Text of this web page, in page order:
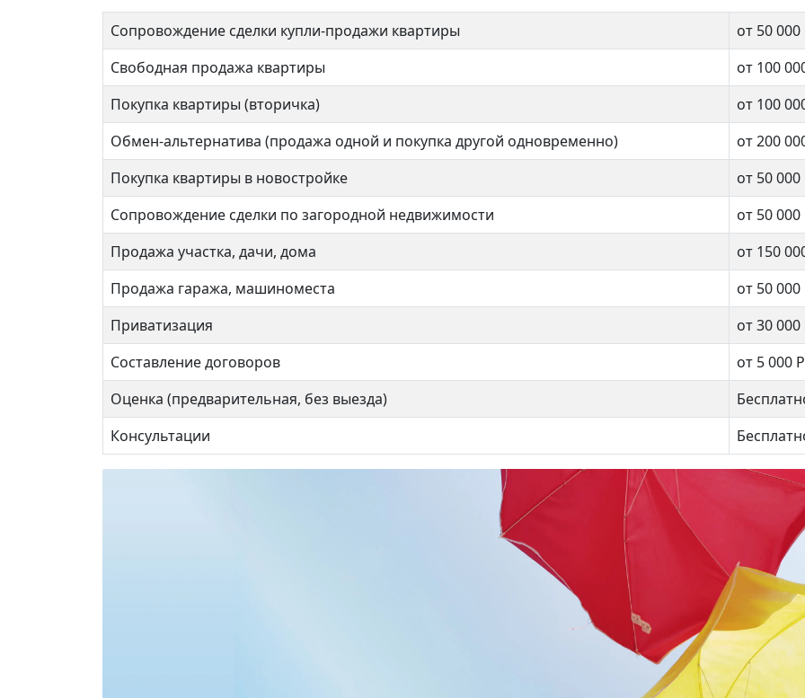
Сопровождение сделки купли-продажи квартиры
от 50 000
Свободная продажа квартиры
от 100
Покупка квартиры (вторичка)
от 100
Обмен-альтернатива (продажа одной и покупка другой одновременно)
от 200
Покупка квартиры в новостройке
от 50 000
Сопровождение сделки по загородной недвижимости
от 50 000
Продажа участка, дачи, дома
от 150
Продажа гаража, машиноместа
от 50 000
Приватизация
от 30 000
Составление договоров
от 5 000 Р
Оценка (предварительная, без выезда)
Консультации
2 комнат
40 кв.м.